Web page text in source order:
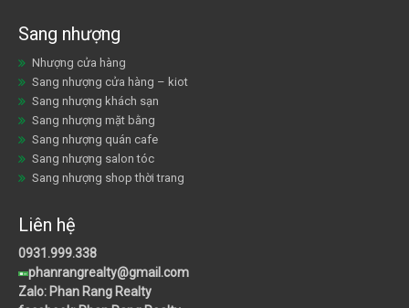
Sang nhượng
Nhượng cửa hàng
Sang nhượng cửa hàng – kiot
Sang nhượng khách sạn
Sang nhượng mặt bằng
Sang nhượng quán cafe
Sang nhượng salon tóc
Sang nhượng shop thời trang
Liên hệ
0931.999.338
phanrangrealty@gmail.com
Zalo: Phan Rang Realty